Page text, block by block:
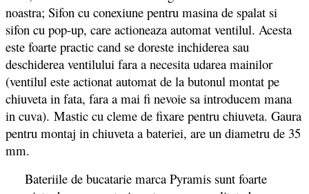
noastra; Sifon cu conexiune pentru masina de spalat si
sifon cu pop-up, care actioneaza automat ventilul. Acesta
este foarte practic cand se doreste inchiderea sau
deschiderea ventilului fara a necesita udarea mainilor
(ventilul este actionat automat de la butonul montat pe
chiuveta in fata, fara a mai fi nevoie sa introducem mana
in cuva). Mastic cu cleme de fixare pentru chiuveta. Gaura
pentru montaj in chiuveta a bateriei, are un diametru de 35
mm.
Bateriile de bucatarie marca Pyramis sunt foarte